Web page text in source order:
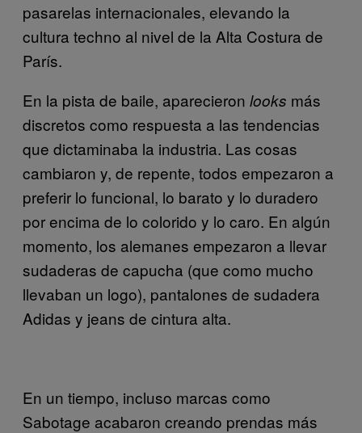
pasarelas internacionales, elevando la
cultura techno al nivel de la Alta Costura de
París.
En la pista de baile, aparecieron looks más
discretos como respuesta a las tendencias
que dictaminaba la industria. Las cosas
cambiaron y, de repente, todos empezaron a
preferir lo funcional, lo barato y lo duradero
por encima de lo colorido y lo caro. En algún
momento, los alemanes empezaron a llevar
sudaderas de capucha (que como mucho
llevaban un logo), pantalones de sudadera
Adidas y jeans de cintura alta.
En un tiempo, incluso marcas como
Sabotage acabaron creando prendas más